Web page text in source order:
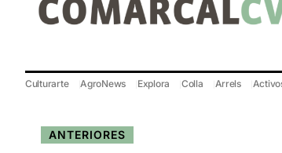
Culturarte AgroNews Explora Colla Arrels
ANTERIORES